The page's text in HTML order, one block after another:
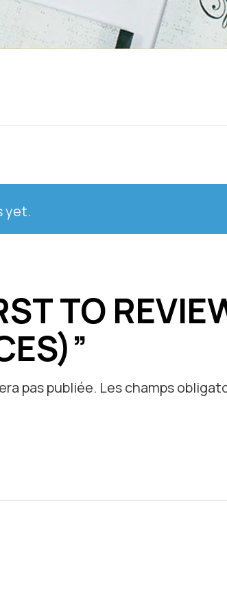
yet.
TO
pas publiée. Les champs